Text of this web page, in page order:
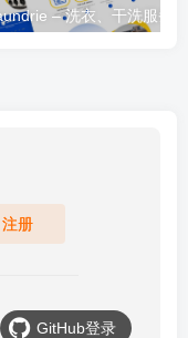
注册
GitHub登录